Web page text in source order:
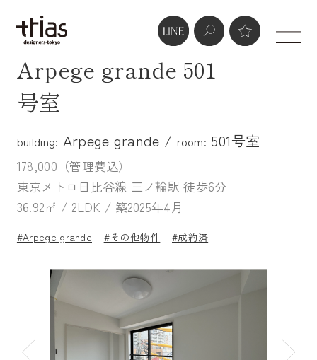
Arpege grande 501
号室
building: Arpege grande / room: 501号室
178,000（管理費込）
東京メトロ日比谷線 三ノ輪駅 徒歩6分
36.92㎡ / 2LDK / 築2025年4月
#Arpege grande #その他物件 #成約済